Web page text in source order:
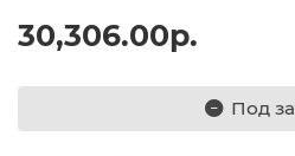
30,306.00р.
Под